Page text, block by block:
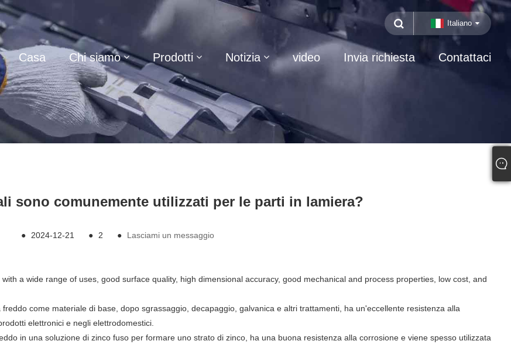
Italiano
Casa Chi siamo Prodotti Notizia video Invia richiesta Contattaci
sono comunemente utilizzati per le parti in lamiera?
● 2024-12-21 ● 2 ●
Lasciami un messaggio
a wide range of uses, good surface quality, high dimensional accuracy, good mechanical and process properties, low cost, and
come materiale di base, dopo sgrassaggio, decapaggio, galvanica e altri trattamenti, ha un'eccellente resistenza alla
elettronici e negli elettrodomestici.
in una soluzione di zinco fuso per formare uno strato di zinco, ha una buona resistenza alla corrosione e viene spesso utilizzata